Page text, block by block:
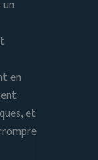
en
et